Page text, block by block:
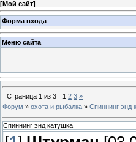
[Мой сайт]
Форма входа
Меню сайта
Страница 1 из 3 1 2 3 »
Форум » охота и рыбалка » Спиннинг энд
Спиннинг энд катушка